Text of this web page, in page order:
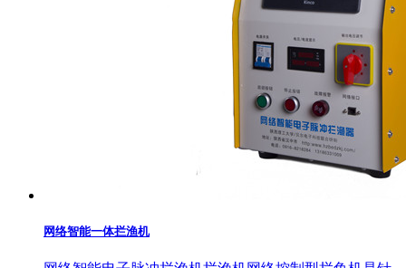
网络智能一体拦渔机